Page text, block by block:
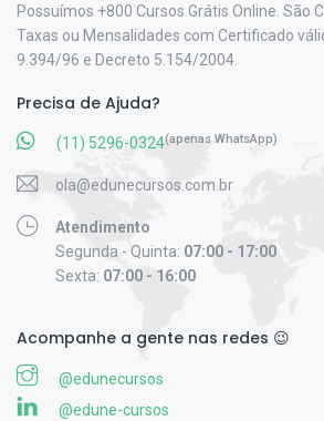
Possuímos +800 Cursos Grátis Online. São
Taxas ou Mensalidades com Certificado
9.394/96 e Decreto 5.154/2004.
Precisa de Ajuda?
(11) 5296-0324(apenas WhatsApp)
ola@edunecursos.com.br
Atendimento
Segunda - Quinta: 07:00 - 17:00
Sexta: 07:00 - 16:00
Acompanhe a gente nas redes 😉
@edunecursos
@edune-cursos